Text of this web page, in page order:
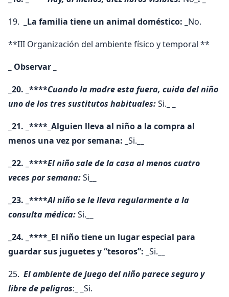
19.
_La familia tiene un animal doméstico: _ No.
**III Organización del ambiente físico y temporal **
_ Observar _
_20. _****Cuando la madre esta fuera, cuida del niño
uno de los tres sustitutos habituales:Si.
_21. _****_Alguien lleva al niño a la compra al
menos una vez por semana: _ Si.
_22. _****El niño sale de la casa al menos cuatro
veces por semana:Si
_23. _****Al niño se le lleva regularmente a la
consulta médica:Si.
_24. _****_El niño tiene un lugar especial para
guardar sus juguetes y “tesoros”: _ Si.
25. El ambiente de juego del niño parece seguro y
libre de peligros: Si.